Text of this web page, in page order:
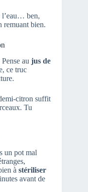
l’eau… ben,
remuant bien.
au jus de
ce truc
citron suffit
Tu
un pot mal
à stériliser
avant de